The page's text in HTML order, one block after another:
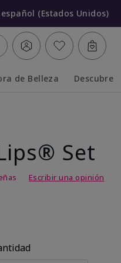
español (Estados Unidos)
de Belleza Descubre
Set
Escribir una opinión